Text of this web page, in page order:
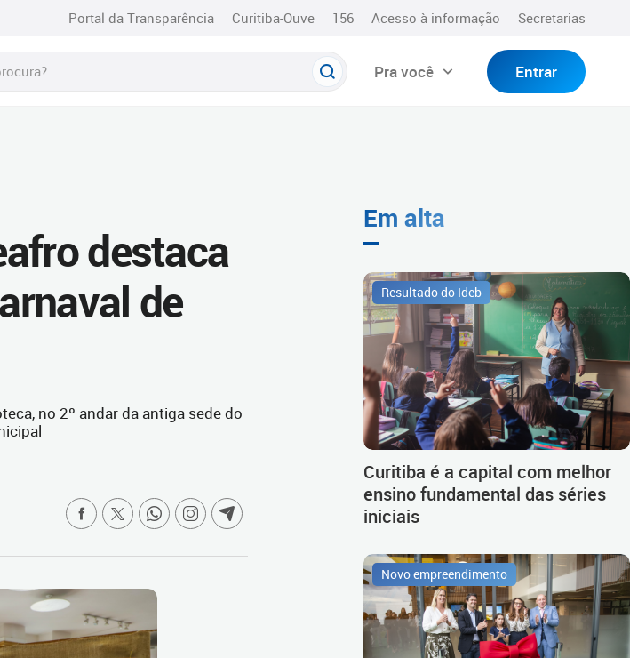
Portal da Transparência Curitiba-Ouve 156 Acesso à informação Secretarias
Pra você Entrar
destaca
de
no 2º andar da antiga sede do
Em alta
Resultado do Ideb
Curitiba é a capital com melhor
ensino fundamental das séries
iniciais
Novo empreendimento